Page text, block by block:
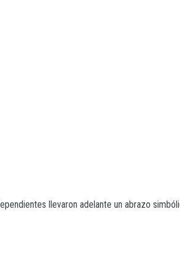
llevaron adelante un abrazo